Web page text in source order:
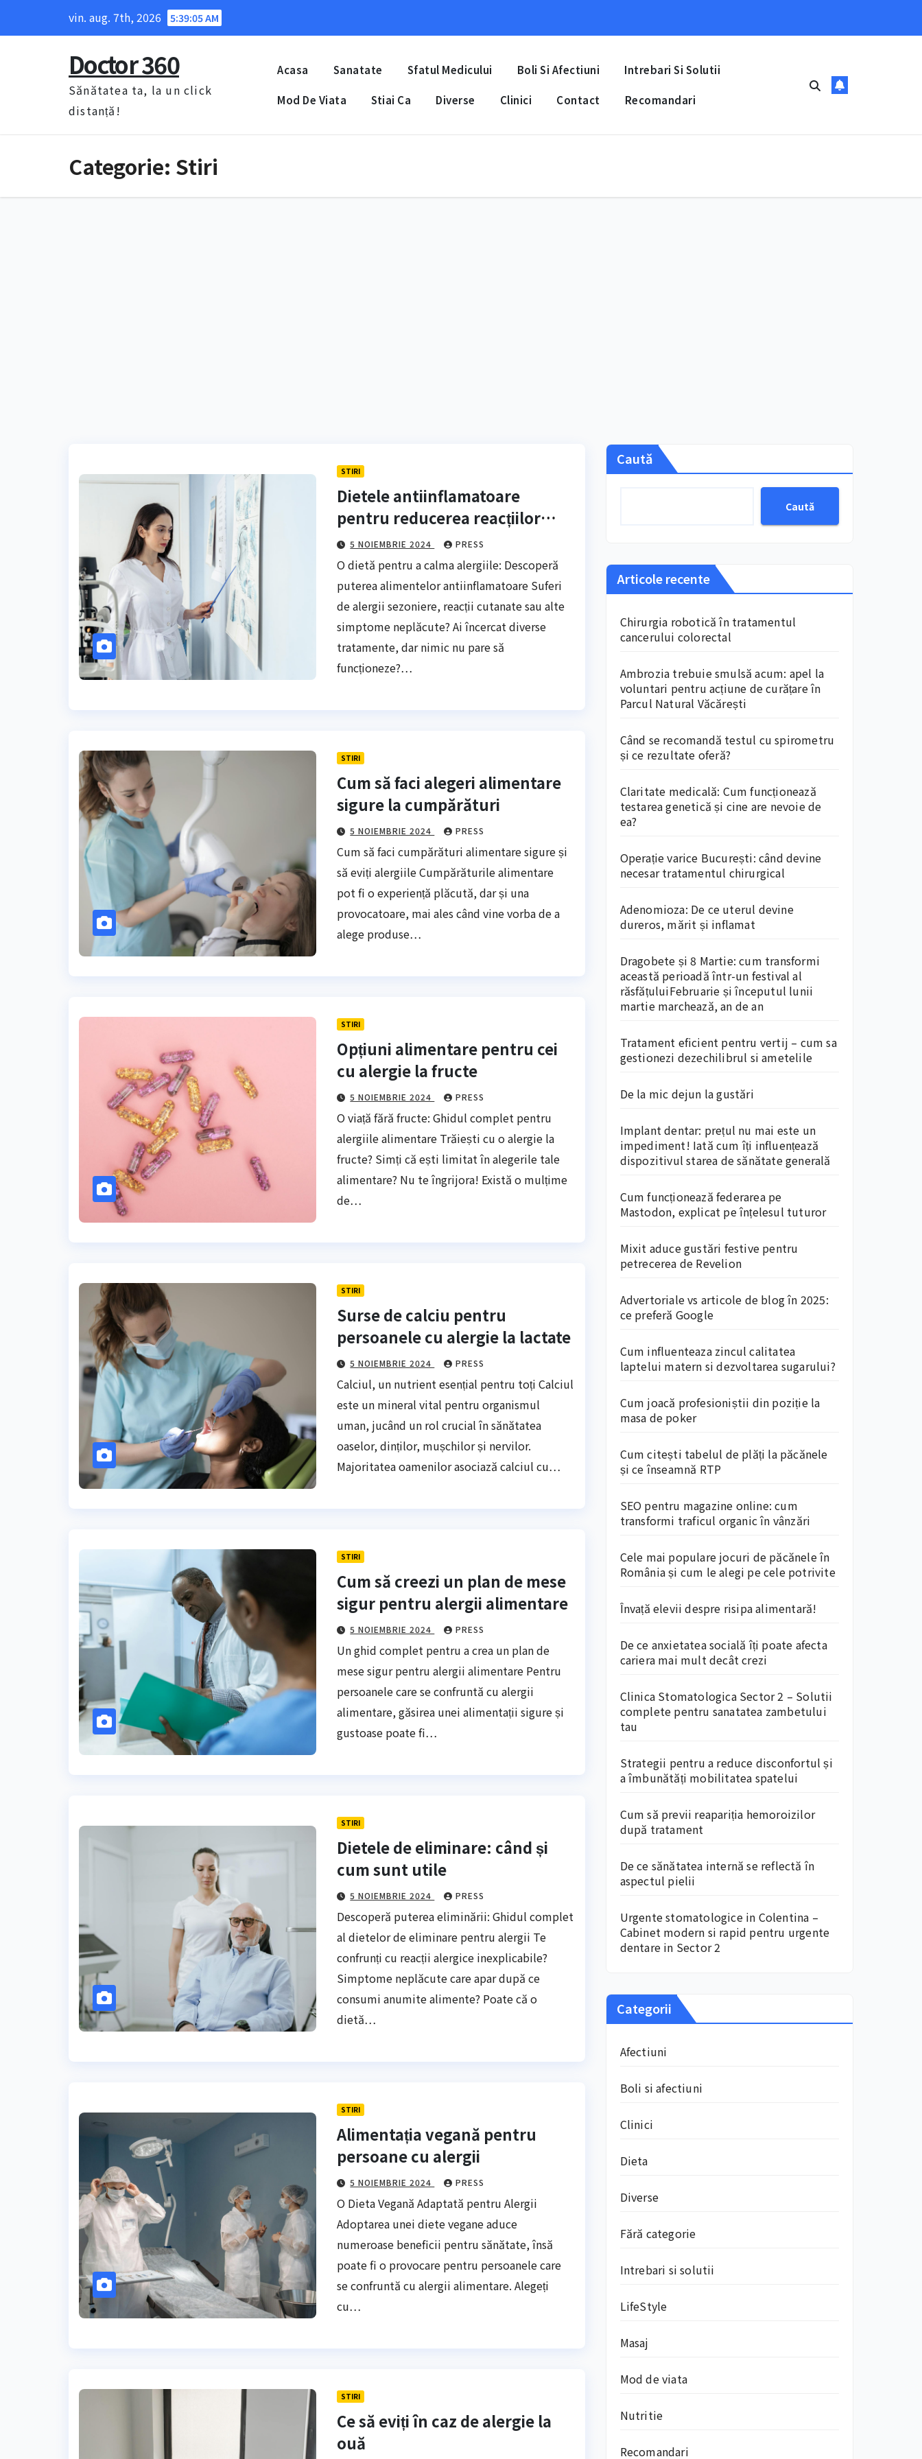
vin. aug. 7th, 2026 5:39:06 AM
Doctor 360
Sănătatea ta, la un click
distanță!
Acasa Sanatate Sfatul Medicului Boli Si Afectiuni Intrebari Si Solutii
Mod De Viata Stiai Ca Diverse Clinici Contact Recomandari
Categorie: Stiri
STIRI
Dietele antiinflamatoare
pentru reducerea reacțiilor
alergice
5 NOIEMBRIE 2024 PRESS
O dietă pentru a calma alergiile: Descoperă
puterea alimentelor antiinflamatoare Suferi
de alergii sezoniere, reacții cutanate sau alte
simptome neplăcute? Ai încercat diverse
tratamente, dar nimic nu pare să
funcționeze?…
STIRI
Cum să faci alegeri alimentare
sigure la cumpărături
5 NOIEMBRIE 2024 PRESS
Cum să faci cumpărături alimentare sigure și
să eviți alergiile Cumpărăturile alimentare
pot fi o experiență plăcută, dar și una
provocatoare, mai ales când vine vorba de a
alege produse…
STIRI
Opțiuni alimentare pentru cei
cu alergie la fructe
5 NOIEMBRIE 2024 PRESS
O viață fără fructe: Ghidul complet pentru
alergiile alimentare Trăiești cu o alergie la
fructe? Simți că ești limitat în alegerile tale
alimentare? Nu te îngrijora! Există o mulțime
de…
STIRI
Surse de calciu pentru
persoanele cu alergie la lactate
5 NOIEMBRIE 2024 PRESS
Calciul, un nutrient esențial pentru toți Calciul
este un mineral vital pentru organismul
uman, jucând un rol crucial în sănătatea
oaselor, dinților, mușchilor și nervilor.
Majoritatea oamenilor asociază calciul cu…
STIRI
Cum să creezi un plan de mese
sigur pentru alergii alimentare
5 NOIEMBRIE 2024 PRESS
Un ghid complet pentru a crea un plan de
mese sigur pentru alergii alimentare Pentru
persoanele care se confruntă cu alergii
alimentare, găsirea unei alimentații sigure și
gustoase poate fi…
STIRI
Dietele de eliminare: când și
cum sunt utile
5 NOIEMBRIE 2024 PRESS
Descoperă puterea eliminării: Ghidul complet
al dietelor de eliminare pentru alergii Te
confrunți cu reacții alergice inexplicabile?
Simptome neplăcute care apar după ce
consumi anumite alimente? Poate că o
dietă…
STIRI
Alimentația vegană pentru
persoane cu alergii
5 NOIEMBRIE 2024 PRESS
O Dieta Vegană Adaptată pentru Alergii
Adoptarea unei diete vegane aduce
numeroase beneficii pentru sănătate, însă
poate fi o provocare pentru persoanele care
se confruntă cu alergii alimentare. Alegeți
cu…
STIRI
Ce să eviți în caz de alergie la
ouă
Caută
Caută
Articole recente
Chirurgia robotică în tratamentul
cancerului colorectal
Ambrozia trebuie smulsă acum: apel la
voluntari pentru acțiune de curățare în
Parcul Natural Văcărești
Când se recomandă testul cu spirometru
și ce rezultate oferă?
Claritate medicală: Cum funcționează
testarea genetică și cine are nevoie de
ea?
Operație varice București: când devine
necesar tratamentul chirurgical
Adenomioza: De ce uterul devine
dureros, mărit și inflamat
Dragobete și 8 Martie: cum transformi
această perioadă într-un festival al
răsfățuluiFebruarie și începutul lunii
martie marchează, an de an
Tratament eficient pentru vertij – cum sa
gestionezi dezechilibrul si ametelile
De la mic dejun la gustări
Implant dentar: prețul nu mai este un
impediment! Iată cum îți influențează
dispozitivul starea de sănătate generală
Cum funcționează federarea pe
Mastodon, explicat pe înțelesul tuturor
Mixit aduce gustări festive pentru
petrecerea de Revelion
Advertoriale vs articole de blog în 2025:
ce preferă Google
Cum influenteaza zincul calitatea
laptelui matern si dezvoltarea sugarului?
Cum joacă profesioniștii din poziție la
masa de poker
Cum citești tabelul de plăți la păcănele
și ce înseamnă RTP
SEO pentru magazine online: cum
transformi traficul organic în vânzări
Cele mai populare jocuri de păcănele în
România și cum le alegi pe cele potrivite
Învață elevii despre risipa alimentară!
De ce anxietatea socială îți poate afecta
cariera mai mult decât crezi
Clinica Stomatologica Sector 2 – Solutii
complete pentru sanatatea zambetului
tau
Strategii pentru a reduce disconfortul și
a îmbunătăți mobilitatea spatelui
Cum să previi reapariția hemoroizilor
după tratament
De ce sănătatea internă se reflectă în
aspectul pielii
Urgente stomatologice in Colentina –
Cabinet modern si rapid pentru urgente
dentare in Sector 2
Categorii
Afectiuni
Boli si afectiuni
Clinici
Dieta
Diverse
Fără categorie
Intrebari si solutii
LifeStyle
Masaj
Mod de viata
Nutritie
Recomandari